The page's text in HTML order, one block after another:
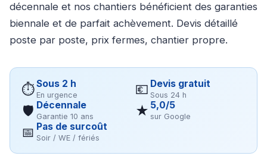
décennale et nos chantiers bénéficient des garanties
biennale et de parfait achèvement. Devis détaillé
poste par poste, prix fermes, chantier propre.
⏱Sous 2 h
En urgence 💶 Devis gratuit
Sous 24 h
🛡 Décennale
Garantie 10 ans ★ 5,0/5
sur Google
📅 Pas de surcoût
Soir / WE / fériés